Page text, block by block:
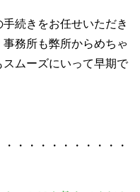
続きをお任せいただき
務所も弊所からめちゃ
ムーズにいって早期で
・・・・・・・・・・